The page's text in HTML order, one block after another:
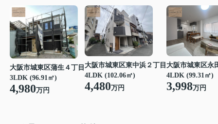
大阪市城東区蒲生４丁目
3LDK (96.91㎡)
4,980万円
大阪市城東区東中浜２丁目
4LDK (102.06㎡)
4,480万円
大阪市城東区永
4LDK (99.31㎡)
3,998万円